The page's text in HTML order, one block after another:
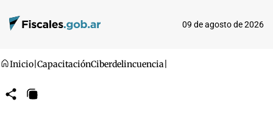
09 de agosto de 2026
Inicio CapacitaciónCiberdelincuencia
CompartirCopiar